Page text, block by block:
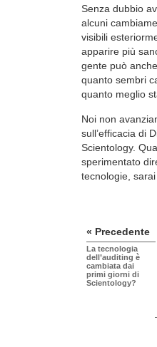
Senza dubbio
alcuni
visibili
apparire più
gente può
quanto sembri
quanto meglio
Noi non
sull’efficacia di
Scientology.
sperimentato
tecnologie, sarai
« Precedente
La tecnologia
dell’auditing è
cambiata dai
primi giorni di
Scientology?